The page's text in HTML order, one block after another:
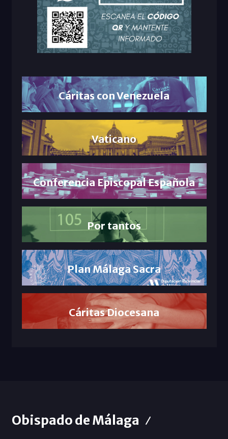
Cáritas con Venezuela
Vaticano
Conferencia Episcopal Española
Por tantos
Plan Málaga Sacra
Cáritas Diocesana
Obispado de Málaga